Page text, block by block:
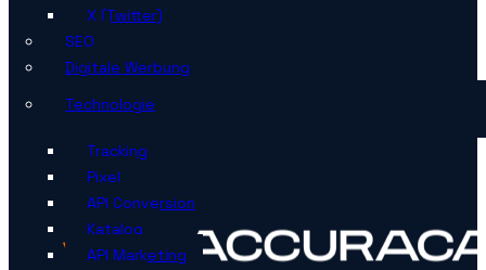
X (Twitter)
SEO
Digitale Werbung
Technologie
Tracking
Pixel
API Conversion
Katalog
API Marketing